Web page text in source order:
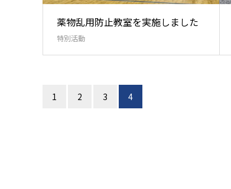
薬物乱用防止教室を実施しました
特別活動
1 2 3 4